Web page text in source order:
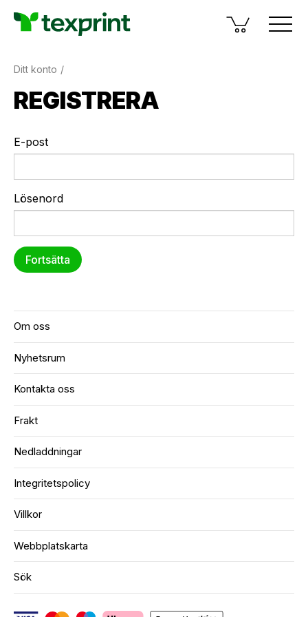
Ditt konto
REGISTRERA
E-post
Lösenord
Om oss
Nyhetsrum
Kontakta oss
Frakt
Nedladdningar
Integritetspolicy
Villkor
Webbplatskarta
Sök